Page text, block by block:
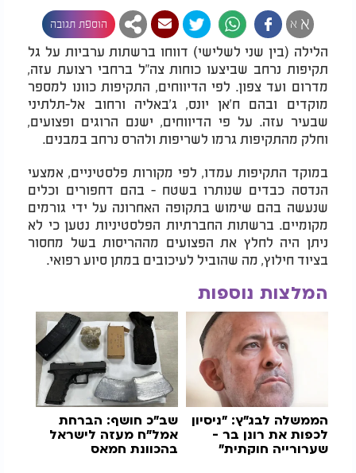
א א הוספת תגובה
הלילה (בין שני לשלישי) דווחו ברשתות ערביות על גל
תקיפות נרחב שביצעו כוחות צה"ל ברחבי רצועת עזה,
מדרום ועד צפון. לפי הדיווחים, התקיפות כוונו למספר
מוקדים ובהם ח'אן יונס, ג'באליה ורחוב אל-תלתיני
שבעיר עזה. על פי הדיווחים, ישנם הרוגים ופצועים,
וחלק מהתקיפות גרמו לשריפות ולהרס נרחב במבנים.
במוקד התקיפות עמדו, לפי מקורות פלסטיניים, אמצעי
הנדסה כבדים שנותרו בשטח - בהם דחפורים וכלים
שנעשה בהם שימוש בתקופה האחרונה על ידי גורמים
מקומיים. ברשתות החברתיות הפלסטיניות נטען כי לא
ניתן היה לחלץ את הפצועים מההריסות בשל מחסור
בציוד חילוץ, מה שהוביל לעיכובים במתן סיוע רפואי.
המלצות נוספות
הממשלה לבג"ץ: "ניסיון
לכפות את רונן בר -
שערורייה חוקתית"
שב"כ חושף: הברחת
אמל״ח מעזה לישראל
בהכוונת חמאס